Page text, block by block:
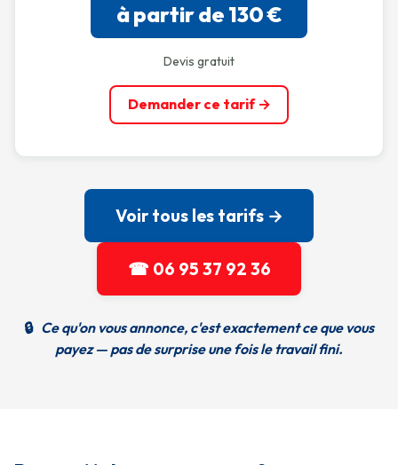
à partir de 130 €
Devis gratuit
Demander ce tarif →
Voir tous les tarifs →
☎ 06 95 37 92 36
🔒 Ce qu'on vous annonce, c'est exactement ce que vous
payez — pas de surprise une fois le travail fini.